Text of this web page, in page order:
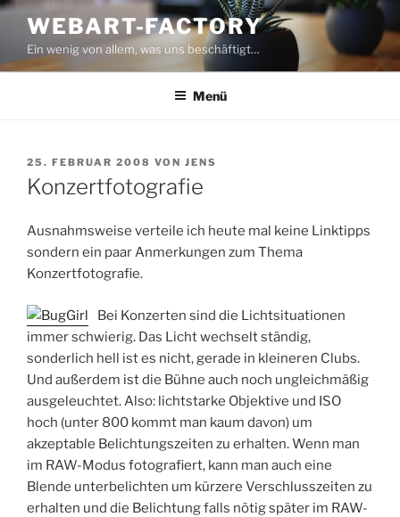
Zum
Inhalt
springen
WEBART-FACTORY
Ein wenig von allem, was uns beschäftigt…
Menü
VERÖFFENTLICHT
AM
25. FEBRUAR 2008 VON JENS
Konzertfotografie
Ausnahmsweise verteile ich heute mal keine Linktipps
sondern ein paar Anmerkungen zum Thema
Konzertfotografie.
Bei Konzerten sind die Lichtsituationen
immer schwierig. Das Licht wechselt ständig,
sonderlich hell ist es nicht, gerade in kleineren Clubs.
Und außerdem ist die Bühne auch noch ungleichmäßig
ausgeleuchtet. Also: lichtstarke Objektive und ISO
hoch (unter 800 kommt man kaum davon) um
akzeptable Belichtungszeiten zu erhalten. Wenn man
im RAW-Modus fotografiert, kann man auch eine
Blende unterbelichten um kürzere Verschlusszeiten zu
erhalten und die Belichtung falls nötig später im RAW-